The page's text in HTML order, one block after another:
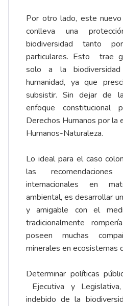
Por otro lado, este
conlleva una
biodiversidad tanto
particulares. Esto trae
solo a la
humanidad, ya que
subsistir. Sin dejar de
enfoque constitucional
Derechos Humanos por la
Humanos-Naturaleza.
Lo ideal para el caso
las
internacionales en
ambiental, es desarrollar
y amigable con el
tradicionalmente
poseen muchas
minerales en ecosistemas
Determinar políticas
Ejecutiva y
indebido de la